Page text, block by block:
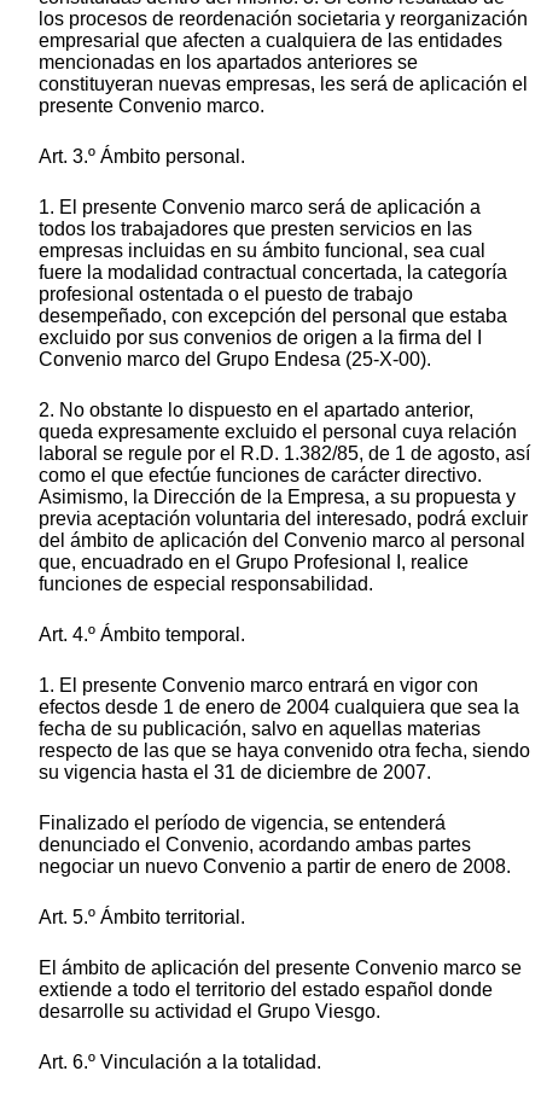
los procesos de reordenación societaria y reorganización
empresarial que afecten a cualquiera de las entidades
mencionadas en los apartados anteriores se
constituyeran nuevas empresas, les será de aplicación el
presente Convenio marco.
Art. 3.º Ámbito personal.
1. El presente Convenio marco será de aplicación a
todos los trabajadores que presten servicios en las
empresas incluidas en su ámbito funcional, sea cual
fuere la modalidad contractual concertada, la categoría
profesional ostentada o el puesto de trabajo
desempeñado, con excepción del personal que estaba
excluido por sus convenios de origen a la firma del I
Convenio marco del Grupo Endesa (25-X-00).
2. No obstante lo dispuesto en el apartado anterior,
queda expresamente excluido el personal cuya relación
laboral se regule por el R.D. 1.382/85, de 1 de agosto, así
como el que efectúe funciones de carácter directivo.
Asimismo, la Dirección de la Empresa, a su propuesta y
previa aceptación voluntaria del interesado, podrá excluir
del ámbito de aplicación del Convenio marco al personal
que, encuadrado en el Grupo Profesional I, realice
funciones de especial responsabilidad.
Art. 4.º Ámbito temporal.
1. El presente Convenio marco entrará en vigor con
efectos desde 1 de enero de 2004 cualquiera que sea la
fecha de su publicación, salvo en aquellas materias
respecto de las que se haya convenido otra fecha, siendo
su vigencia hasta el 31 de diciembre de 2007.
Finalizado el período de vigencia, se entenderá
denunciado el Convenio, acordando ambas partes
negociar un nuevo Convenio a partir de enero de 2008.
Art. 5.º Ámbito territorial.
El ámbito de aplicación del presente Convenio marco se
extiende a todo el territorio del estado español donde
desarrolle su actividad el Grupo Viesgo.
Art. 6.º Vinculación a la totalidad.